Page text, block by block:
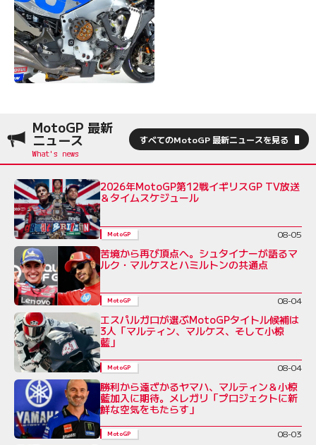
MotoGP 最新
ニュース すべてのMotoGP 最新ニュースを見る
2026年MotoGP第12戦イギリスGP TV放送
＆タイムスケジュール
MotoGP 08-05
苦境から再び頂点へ。シュタイナーが語るマ
ルク・マルケスとハミルトンの共通点
MotoGP 08-04
エスパルガロが選ぶMotoGPタイトル候補は
3人「マルティン、マルケス、そして小椋
藍」
MotoGP 08-04
勝利から遠ざかるヤマハ、マルティン＆小椋
藍加入に期待。メレガリ「プロジェクトに新
鮮な空気をもたらす」
MotoGP 08-03